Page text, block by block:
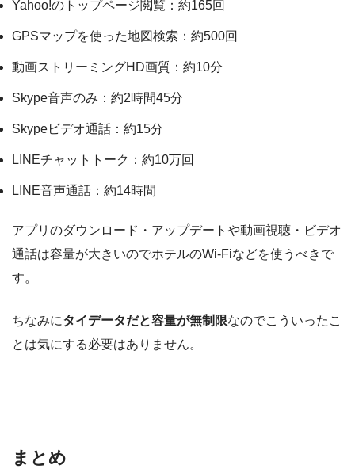
Yahoo!のトップページ閲覧：約165回
GPSマップを使った地図検索：約500回
動画ストリーミングHD画質：約10分
Skype音声のみ：約2時間45分
Skypeビデオ通話：約15分
LINEチャットトーク：約10万回
LINE音声通話：約14時間
アプリのダウンロード・アップデートや動画視聴・ビデオ
通話は容量が大きいのでホテルのWi-Fiなどを使うべきで
す。
ちなみにタイデータだと容量が無制限なのでこういったこ
とは気にする必要はありません。
まとめ